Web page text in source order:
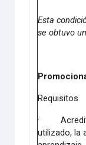
Esta
se obtuvo
Requisitos
·
utilizado, la